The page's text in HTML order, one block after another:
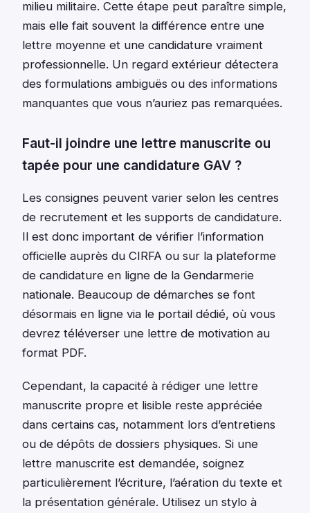
milieu militaire. Cette étape peut paraître simple,
mais elle fait souvent la différence entre une
lettre moyenne et une candidature vraiment
professionnelle. Un regard extérieur détectera
des formulations ambiguës ou des informations
manquantes que vous n’auriez pas remarquées.
Faut-il joindre une lettre manuscrite ou
tapée pour une candidature GAV ?
Les consignes peuvent varier selon les centres
de recrutement et les supports de candidature.
Il est donc important de vérifier l’information
officielle auprès du CIRFA ou sur la plateforme
de candidature en ligne de la Gendarmerie
nationale. Beaucoup de démarches se font
désormais en ligne via le portail dédié, où vous
devrez téléverser une lettre de motivation au
format PDF.
Cependant, la capacité à rédiger une lettre
manuscrite propre et lisible reste appréciée
dans certains cas, notamment lors d’entretiens
ou de dépôts de dossiers physiques. Si une
lettre manuscrite est demandée, soignez
particulièrement l’écriture, l’aération du texte et
la présentation générale. Utilisez un stylo à